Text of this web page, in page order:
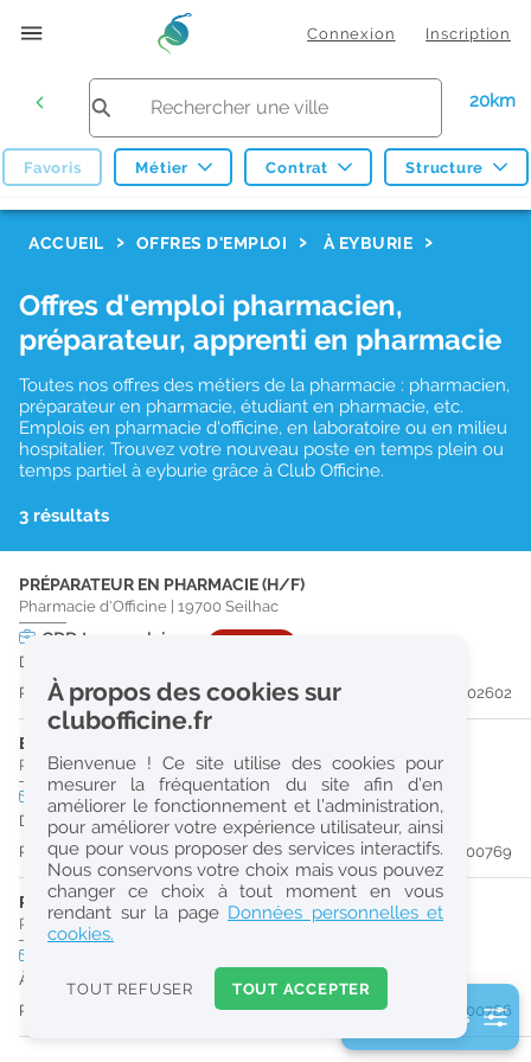
Connexion Inscription
20km
Favoris Métier Contrat Structure
Réinitialiser
2
0
k
Consulter les offres de la France d'outre-mer
ACCUEIL OFFRES D'EMPLOI À EYBURIE
Offres d'emploi pharmacien,
préparateur, apprenti en pharmacie
Toutes nos offres des métiers de la pharmacie : pharmacien,
préparateur en pharmacie, étudiant en pharmacie, etc.
Emplois en pharmacie d'officine, en laboratoire ou en milieu
hospitalier. Trouvez votre nouveau poste en temps plein ou
temps partiel à eyburie grâce à Club Officine.
3 résultats
PRÉPARATEUR EN PHARMACIE (H/F)
Pharmacie d'Officine 19700 Seilhac
CDD temps plein
Du 31/08/26 au 28/02/27
Publiée il y a 26 jour(s) #202602
ETUDIANT EN PHARMACIE 6E ANNÉE VALIDÉE (H/F)
Pharmacie d'Officine|19260 Treignac
CDD temps plein
Du 31/08/26 au 31/12/26
Publiée il y a 51 jour(s)
#200769
PHARMACIEN (H/F)
Pharmacie d'Officine 19260 Treignac
À partir du 31/08/26
Publiée il y a 51 jour(s)
#200766
2 filtre(s) actifs
À propos des cookies sur
clubofficine.fr
Bienvenue ! Ce site utilise des cookies pour
mesurer la fréquentation du site afin d’en
améliorer le fonctionnement et l’administration,
pour améliorer votre expérience utilisateur, ainsi
que pour vous proposer des services interactifs.
Nous conservons votre choix mais vous pouvez
changer ce choix à tout moment en vous
rendant sur la page Données personnelles et
cookies.
TOUT REFUSER TOUT ACCEPTER